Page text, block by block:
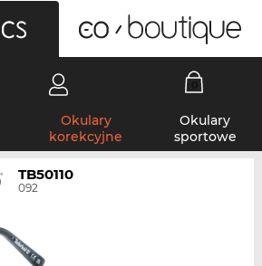
Okulary
korekcyjne
Okulary
sportowe
TB50110
092